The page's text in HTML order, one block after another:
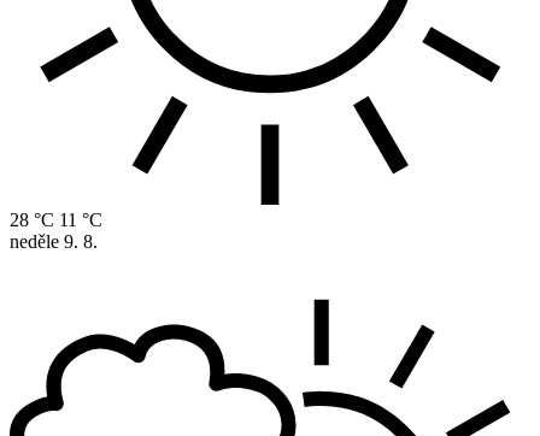
28 °C 11 °C
neděle 9. 8.